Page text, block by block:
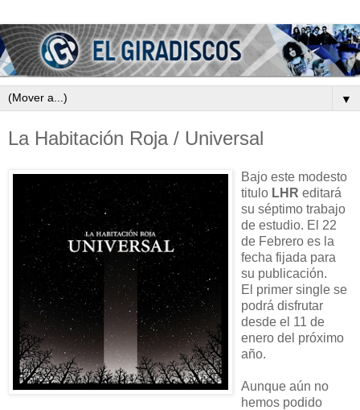
▼
La Habitación Roja / Universal
Bajo este modesto
titulo LHR editará
su séptimo trabajo
de estudio. El 22
de Febrero es la
fecha fijada para
su publicación.
El primer single se
podrá disfrutar
desde el 11 de
enero del próximo
año.
Aunque aún no
hemos podido